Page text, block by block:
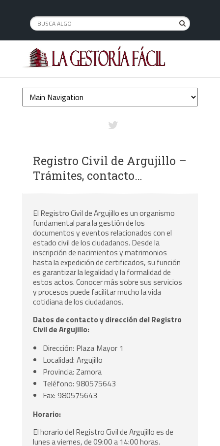
Registro Civil de Argujillo –
Trámites, contacto…
El Registro Civil de Argujillo es un organismo
fundamental para la gestión de los
documentos y eventos relacionados con el
estado civil de los ciudadanos. Desde la
inscripción de nacimientos y matrimonios
hasta la expedición de certificados, su función
es garantizar la legalidad y la formalidad de
estos actos. Conocer más sobre sus servicios
y procesos puede facilitar mucho la vida
cotidiana de los ciudadanos.
Datos de contacto y dirección del Registro
Civil de Argujillo:
Dirección: Plaza Mayor 1
Localidad: Argujillo
Provincia: Zamora
Teléfono: 980575643
Fax: 980575643
Horario:
El horario del Registro Civil de Argujillo es de
lunes a viernes, de 09:00 a 14:00 horas.